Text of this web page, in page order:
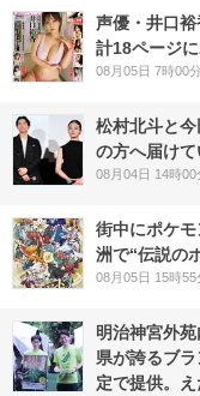
声優・井口
計18ページ
08月05日 7時00分
松村北斗と
の方へ届けて
08月04日 14時00
街中にポケ
洲で“伝説の
08月05日 15時55
明治神宮外
県が誇るブ
定で提供。